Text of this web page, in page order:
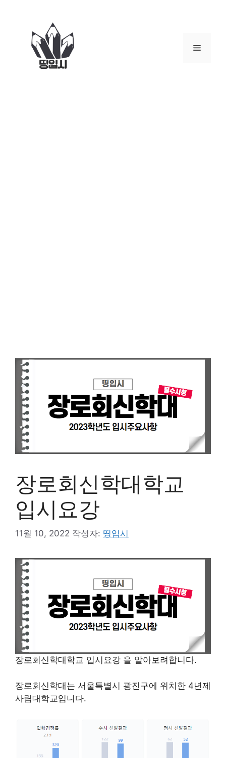
메
장로회신학대학교
입시요강
11월 10, 2022 작성자: 띵입시
장로회신학대학교 입시요강 을 알아보려합니다.
장로회신학대는 서울특별시 광진구에 위치한 4년제
사립대학교입니다.